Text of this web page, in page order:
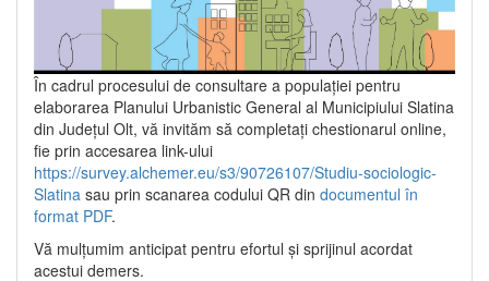
În cadrul procesului de consultare a populaţiei pentru
elaborarea Planului Urbanistic General al Municipiului Slatina
din Județul Olt, vă invităm să completați chestionarul online,
fie prin accesarea link-ului
https://survey.alchemer.eu/s3/90726107/Studiu-sociologic-
Slatina sau prin scanarea codului QR din documentul în
format PDF.
Vă mulţumim anticipat pentru efortul şi sprijinul acordat
acestui demers.